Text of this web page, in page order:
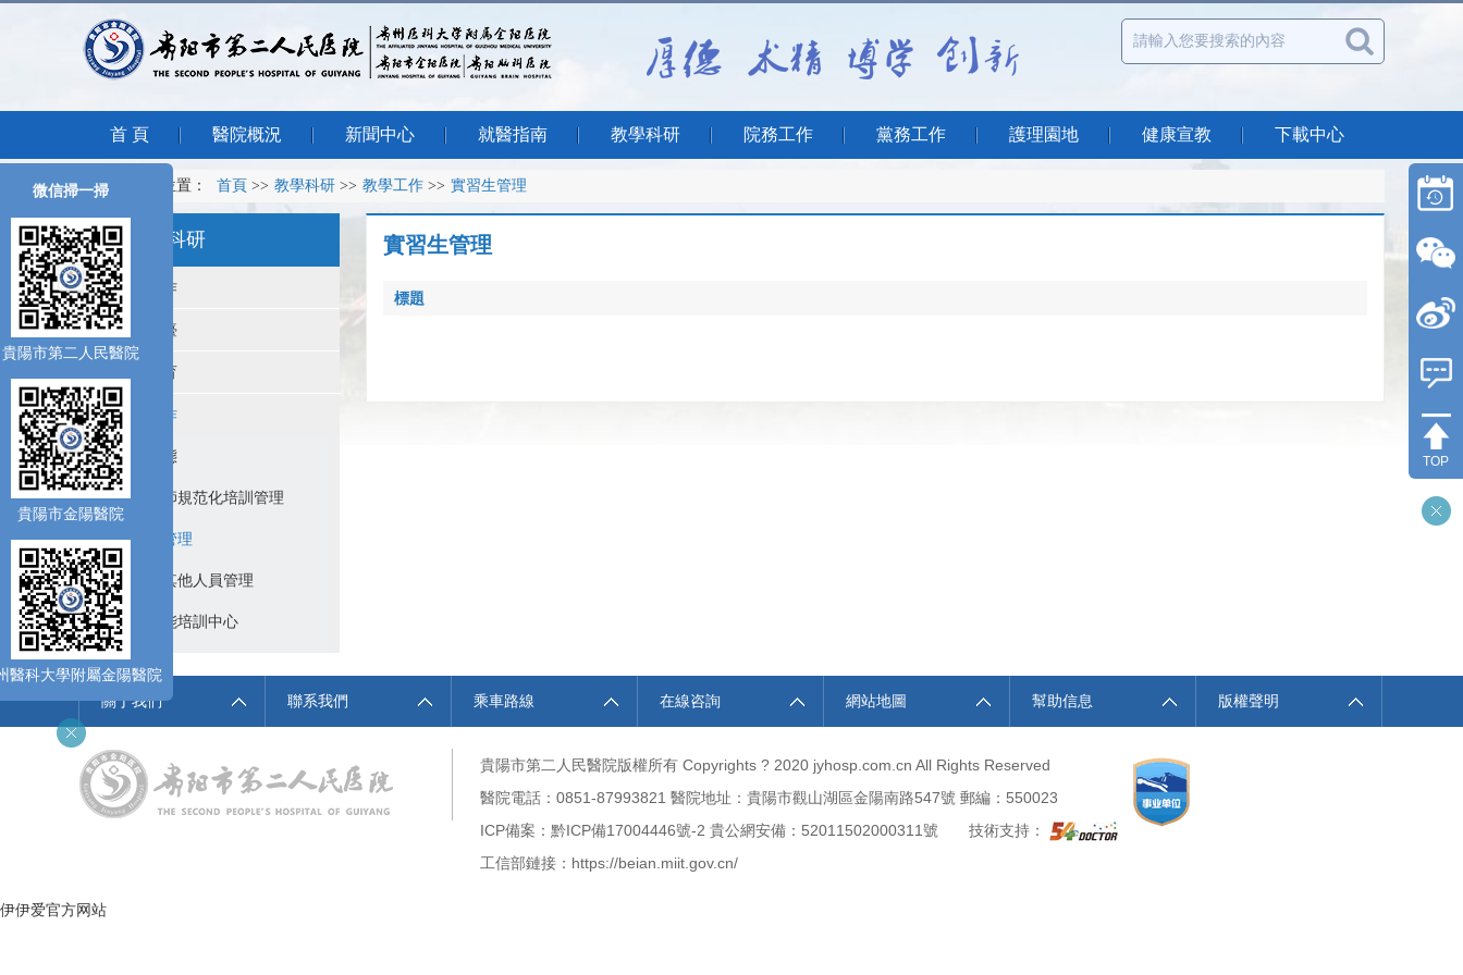
首 頁 醫院概況 新聞中心 就醫指南 教學科研 院務工作 黨務工作 護理園地 健康宣教 下載中心
您所在的位置： 首頁 >> 教學科研 >> 教學工作 >> 實習生管理
教學科研
科研工作
科研平臺
繼續教育
教學工作
教學動態
住院醫師規范化培訓管理
實習生管理
進修及其他人員管理
臨床技能培訓中心
實習生管理
標題
關于我們 聯系我們 乘車路線 在線咨詢 網站地圖 幫助信息 版權聲明
貴陽市第二人民醫院版權所有 Copyrights ? 2020 jyhosp.com.cn All Rights Reserved
醫院電話：0851-87993821 醫院地址：貴陽市觀山湖區金陽南路547號 郵編：550023
ICP備案：黔ICP備17004446號-2 貴公網安備：52011502000311號 技術支持：
工信部鏈接： https://beian.miit.gov.cn/
TOP
微信掃一掃
貴陽市第二人民醫院
貴陽市金陽醫院
醫科大學附屬金陽醫院
伊伊爱官方网站